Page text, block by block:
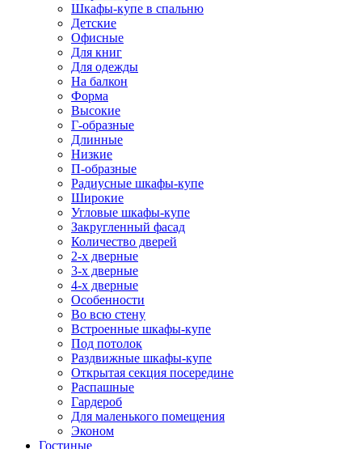
Шкафы-купе в спальню
Детские
Офисные
Для книг
Для одежды
На балкон
Форма
Высокие
Г-образные
Длинные
Низкие
П-образные
Радиусные шкафы-купе
Широкие
Угловые шкафы-купе
Закругленный фасад
Количество дверей
2-х дверные
3-х дверные
4-х дверные
Особенности
Во всю стену
Встроенные шкафы-купе
Под потолок
Раздвижные шкафы-купе
Открытая секция посередине
Распашные
Гардероб
Для маленького помещения
Эконом
Гостиные